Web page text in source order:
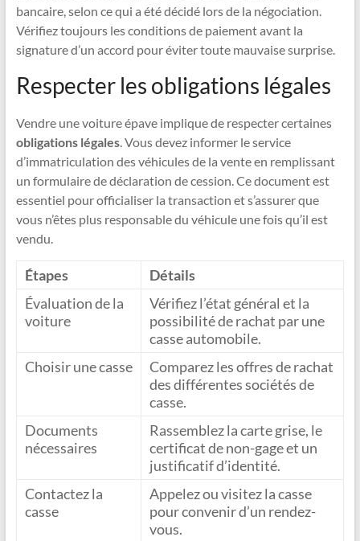
bancaire, selon ce qui a été décidé lors de la négociation.
Vérifiez toujours les conditions de paiement avant la
signature d’un accord pour éviter toute mauvaise surprise.
Respecter les obligations légales
Vendre une voiture épave implique de respecter certaines
obligations légales. Vous devez informer le service
d’immatriculation des véhicules de la vente en remplissant
un formulaire de déclaration de cession. Ce document est
essentiel pour officialiser la transaction et s’assurer que
vous n’êtes plus responsable du véhicule une fois qu’il est
vendu.
Étapes
Détails
Évaluation de la
voiture
Vérifiez l’état général et la
possibilité de rachat par une
casse automobile.
Choisir une casse
Comparez les offres de rachat
des différentes sociétés de
casse.
Documents
nécessaires
Rassemblez la carte grise, le
certificat de non-gage et un
justificatif d’identité.
Contactez la
casse
Appelez ou visitez la casse
pour convenir d’un rendez-
vous.